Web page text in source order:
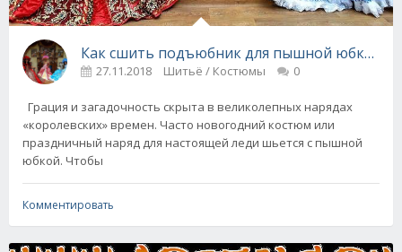
Как сшить подъюбник для пышной юбки
27.11.2018 Шитьё / Костюмы 0
Грация и загадочность скрыта в великолепных нарядах
«королевских» времен. Часто новогодний костюм или
праздничный наряд для настоящей леди шьется с пышной
юбкой. Чтобы
Комментировать